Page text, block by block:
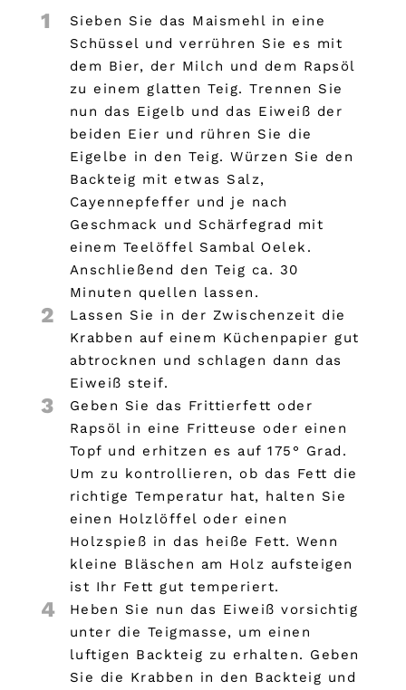
1
Sieben Sie das Maismehl in eine
Schüssel und verrühren Sie es mit
dem Bier, der Milch und dem Rapsöl
zu einem glatten Teig. Trennen Sie
nun das Eigelb und das Eiweiß der
beiden Eier und rühren Sie die
Eigelbe in den Teig. Würzen Sie den
Backteig mit etwas Salz,
Cayennepfeffer und je nach
Geschmack und Schärfegrad mit
einem Teelöffel Sambal Oelek.
Anschließend den Teig ca. 30
Minuten quellen lassen.
2
Lassen Sie in der Zwischenzeit die
Krabben auf einem Küchenpapier gut
abtrocknen und schlagen dann das
Eiweiß steif.
3
Geben Sie das Frittierfett oder
Rapsöl in eine Fritteuse oder einen
Topf und erhitzen es auf 175° Grad.
Um zu kontrollieren, ob das Fett die
richtige Temperatur hat, halten Sie
einen Holzlöffel oder einen
Holzspieß in das heiße Fett. Wenn
kleine Bläschen am Holz aufsteigen
ist Ihr Fett gut temperiert.
4
Heben Sie nun das Eiweiß vorsichtig
unter die Teigmasse, um einen
luftigen Backteig zu erhalten. Geben
Sie die Krabben in den Backteig und